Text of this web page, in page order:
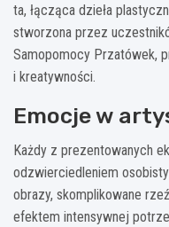
ta, łącząca dzieła
stworzona przez
Samopomocy Przatówek,
i kreatywności.
Emocje w
Każdy z prezentowanych
odzwierciedleniem
obrazy, skomplikowane
efektem intensywnej